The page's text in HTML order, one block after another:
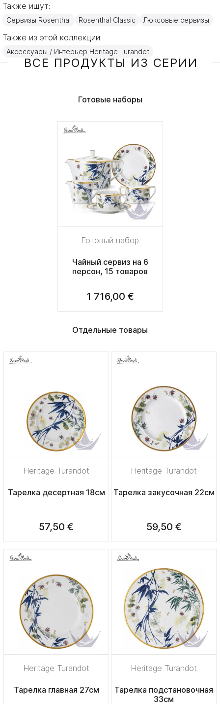
Также ищут:
Сервизы Rosenthal Rosenthal Classic Люксовые сервизы
Также из этой коллекции:
Аксессуары / Интерьер Heritage Turandot
ВСЕ ПРОДУКТЫ ИЗ СЕРИИ
Готовые наборы
Готовый набор
Чайный сервиз на 6
персон, 15 товаров
1 716,00 €
Отдельные товары
Heritage Turandot
Тарелка десертная 18см
57,50 €
Heritage Turandot
Тарелка закусочная 22см
59,50 €
Heritage Turandot
Тарелка главная 27см
Heritage Turandot
Тарелка подстановочная
33см